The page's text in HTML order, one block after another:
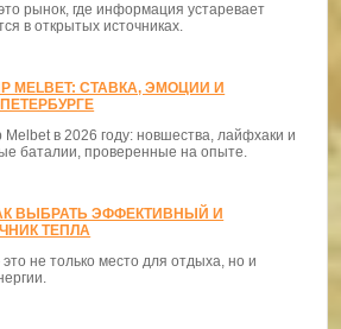
рынок, где информация устаревает
в открытых источниках.
СТАВКА, ЭМОЦИИ И
в 2026 году: новшества, лайфхаки и
баталии, проверенные на опыте.
ВЫБРАТЬ ЭФФЕКТИВНЫЙ И
ТЕПЛА
не только место для отдыха, но и